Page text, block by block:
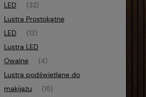
LED
(32)
Lustra Prostokątne
LED
(13)
Lustra LED
Owalne
(4)
Lustra podświetlane do
makijażu
(15)